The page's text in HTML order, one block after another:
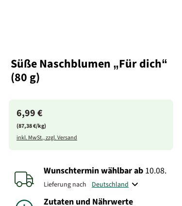
Süße Naschblumen „Für dich“
(80 g)
6,99 €
(87,38 €/kg)
inkl. MwSt., zzgl. Versand
Wunschtermin wählbarab 10.08.
Lieferung nach
Zutaten und Nährwerte